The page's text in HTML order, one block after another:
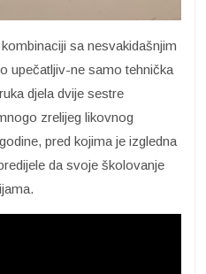
sa nesvakidašnjim
upečatljiv-ne samo tehnička
djela dvije sestre
zrelijeg likovnog
pred kojima je izgledna
da svoje školovanje